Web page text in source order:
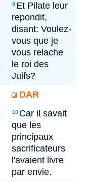
9 Et Pilate leur
repondit,
disant: Voulez-
vous que je
vous relache
le roi des
Juifs?
DAR
10 Car il savait
que les
principaux
sacrificateurs
l'avaient livre
par envie.